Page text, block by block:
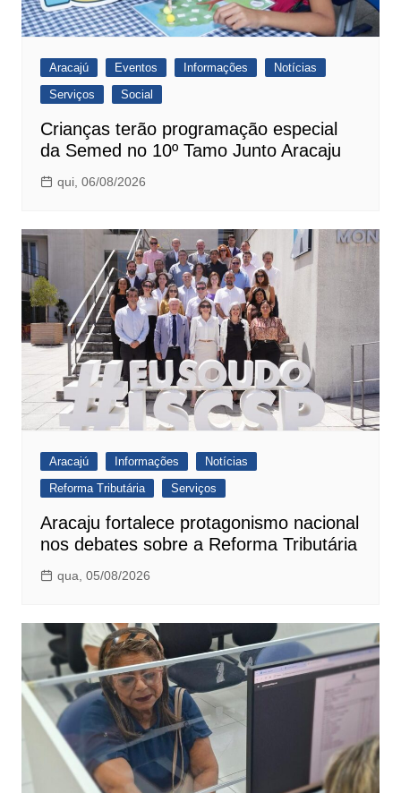
Aracajú Eventos Informações
Notícias
Serviços
Social
Crianças terão programação especial
da Semed no 10º Tamo Junto Aracaju
qui, 06/08/2026
Aracajú Informações
Notícias
Reforma Tributária
Serviços
Aracaju fortalece protagonismo nacional
nos debates sobre a Reforma Tributária
qua, 05/08/2026